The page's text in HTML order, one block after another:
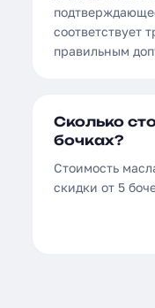
соответствует
правильным
Сколько
бочках?
Стоимость
скидки от 5